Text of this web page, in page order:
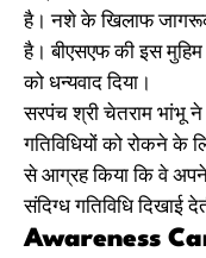
है। नशे के खिलाफ
है। बीएसएफ की इस मुहिम
को धन्यवाद दिया।
सरपंच श्री चेतराम भांभू
गतिविधियों को रोकने के
से आग्रह किया कि वे
संदिग्ध गतिविधि दिखाई
Awareness